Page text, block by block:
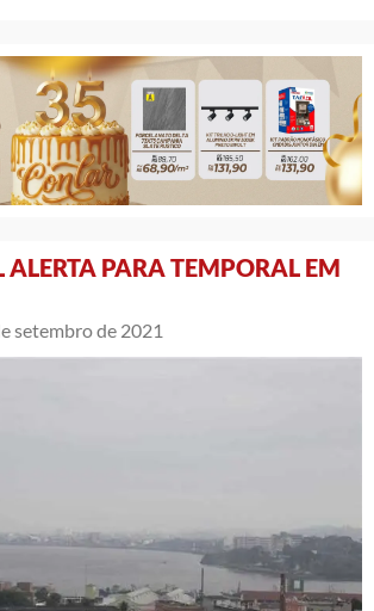
ALERTA PARA TEMPORAL EM
setembro de 2021